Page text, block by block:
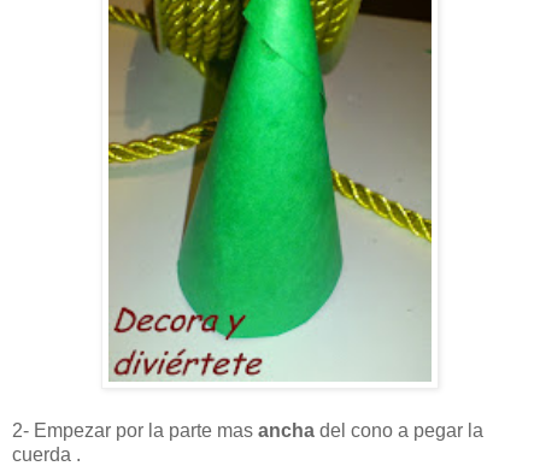
2- Empezar por la parte mas ancha del cono a pegar la
cuerda .